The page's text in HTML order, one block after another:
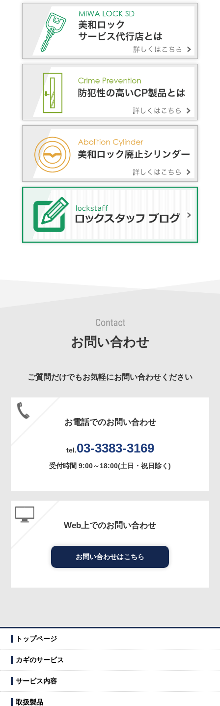
お問い合わせ
ご質問だけでもお気軽にお問い合わせください
お電話でのお問い合わせ
tel.03-3383-3169
受付時間 9:00～18:00(土日・祝日除く)
Web上でのお問い合わせ
お問い合わせはこちら
トップページ
カギのサービス
サービス内容
取扱製品